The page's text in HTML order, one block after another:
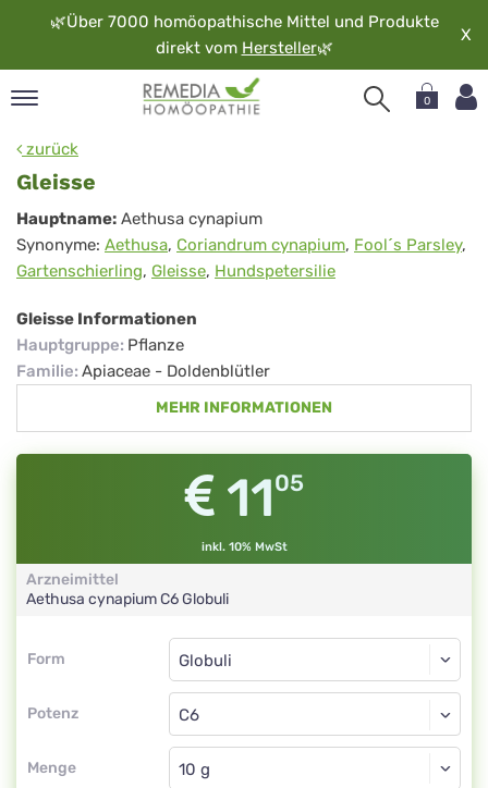
🌿Über 7000 homöopathische Mittel und Produkte
direkt vom Hersteller🌿
X
0
zurück
Gleisse
Gleisse
Hauptname: Aethusa cynapium
Synonyme: Aethusa, Coriandrum cynapium, Fool´s Parsley,
Gartenschierling, Gleisse, Hundspetersilie
Gleisse Informationen
Hauptgruppe: Pflanze
Familie: Apiaceae - Doldenblütler
MEHR INFORMATIONEN
1105
inkl. 10% MwSt
Arzneimittel
Aethusa cynapiumC6Globuli
Form
Form
Potenz
Globuli
C6
Menge
Globuli